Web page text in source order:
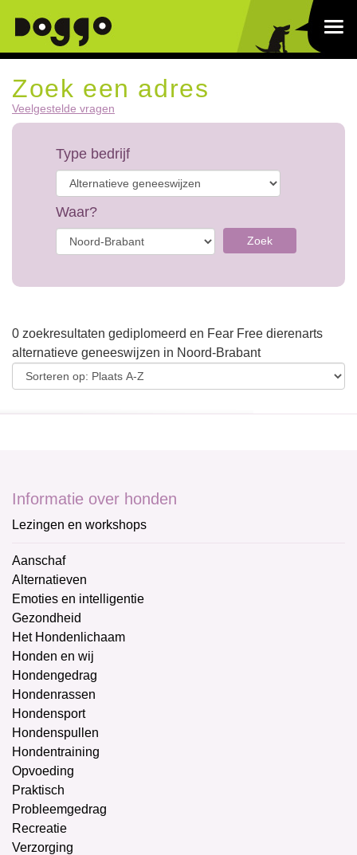
Zoek een adres
Veelgestelde vragen
Type bedrijf
Waar?
Zoek
0 zoekresultaten gediplomeerd en Fear Free dierenarts
alternatieve geneeswijzen in Noord-Brabant
Informatie over honden
Lezingen en workshops
Aanschaf
Alternatieven
Emoties en intelligentie
Gezondheid
Het Hondenlichaam
Honden en wij
Hondengedrag
Hondenrassen
Hondensport
Hondenspullen
Hondentraining
Opvoeding
Praktisch
Probleemgedrag
Recreatie
Verzorging